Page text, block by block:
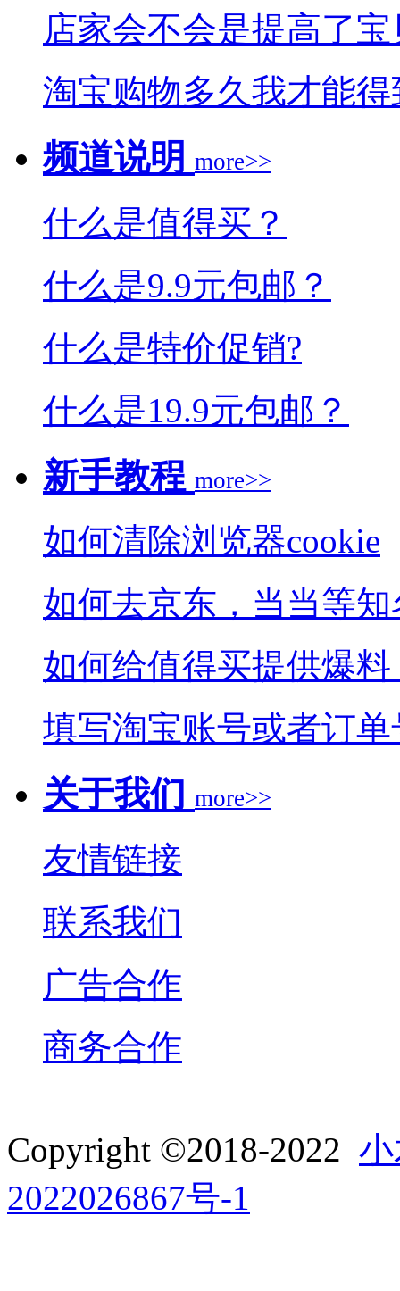
店家会不会是提高了
淘宝购物多久我才能
频道说明 more>>
什么是值得买？
什么是9.9元包邮？
什么是特价促销?
什么是19.9元包邮？
新手教程 more>>
如何清除浏览器cookie
如何去京东，当当等
如何给值得买提供爆料
填写淘宝账号或者订
关于我们 more>>
友情链接
联系我们
广告合作
商务合作
Copyright ©2018-2022
2022026867号-1